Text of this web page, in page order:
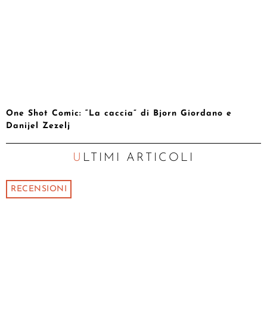
One Shot Comic: “La caccia” di Bjorn Giordano e
Danijel Zezelj
ULTIMI ARTICOLI
RECENSIONI